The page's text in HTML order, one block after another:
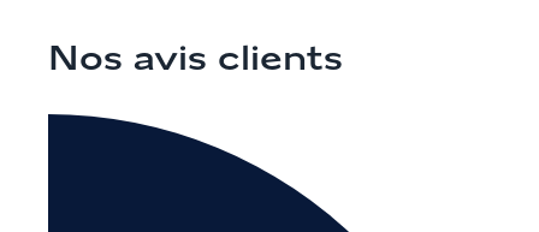
Nos avis clients